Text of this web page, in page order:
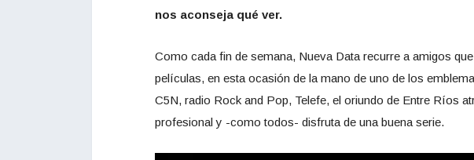
nos aconseja qué ver.
Como cada fin de semana, Nueva Data recurre a amigos que
películas, en esta ocasión de la mano de uno de los
C5N, radio Rock and Pop, Telefe, el oriundo de Entre Ríos
profesional y -como todos- disfruta de una buena serie.